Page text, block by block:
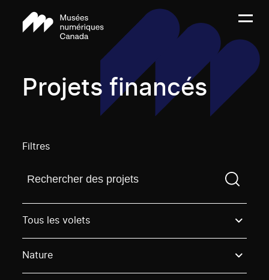
Projets financés
Filtres
Trouvez un projetVous devez saisir un terme de
Tous les volets
Nature